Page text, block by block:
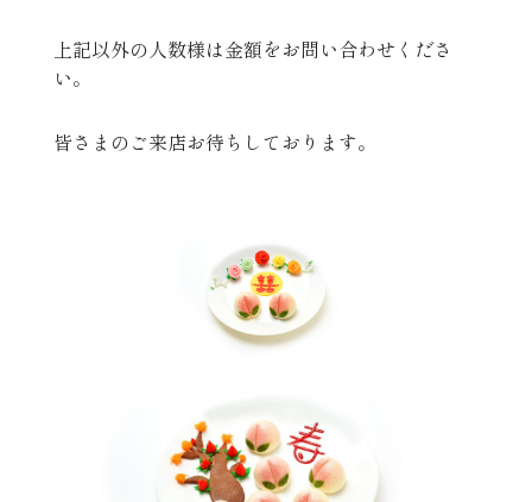
上記以外の人数様は金額をお問い合わせくださ
い。
皆さまのご来店お待ちしております。